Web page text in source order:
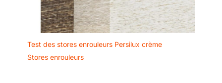
Test des stores enrouleurs Persilux crème
Stores enrouleurs